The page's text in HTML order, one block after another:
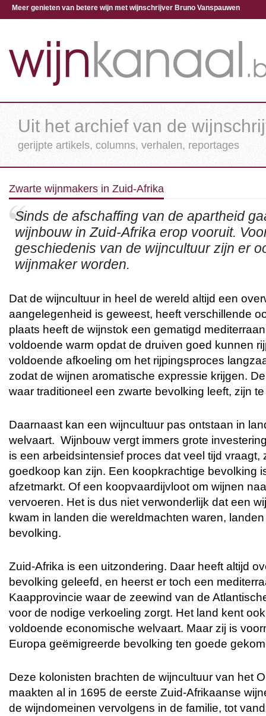
Meer genieten van betere wijn met wijnschrijver Bruno Vanspauwen
Uit het archief van de
gerijpte artikels, columns, verhalen, reportages
Zwarte wijnmakers in Zuid-Afrika
Sinds de afschaffing van de apartheid
wijnbouw in Zuid-Afrika erop vooruit.
geschiedenis van de wijncultuur zijn er
wijnmaker worden.
Dat de wijncultuur in heel de wereld altijd een
aangelegenheid is geweest, heeft verschillende
plaats heeft de wijnstok een gematigd
voldoende warm opdat de druiven goed kunnen
voldoende afkoeling om het rijpingsproces
zodat de wijnen aromatische expressie krijgen.
waar traditioneel een zwarte bevolking leeft, zijn
Daarnaast kan een wijncultuur pas ontstaan in
welvaart. Wijnbouw vergt immers grote
is een arbeidsintensief proces dat veel tijd vraagt,
goedkoop kan zijn. Een koopkrachtige bevolking
afzetmarkt. Of een koopvaardijvloot om wijnen
vervoeren. Het is dus niet verwonderlijk dat een
kwam in landen die wereldmachten waren,
bevolking.
Zuid-Afrika is een uitzondering. Daar heeft altijd
bevolking geleefd, en heerst er toch een
Kaapprovincie waar de zeewind van de
voor de nodige verkoeling zorgt. Het land kent
voldoende economische welvaart. Maar zij is
Europa geëmigreerde bevolking ten goede
Deze kolonisten brachten de wijncultuur van het
maakten al in 1695 de eerste Zuid-Afrikaanse
de wijndomeinen vervolgens in de familie, tot